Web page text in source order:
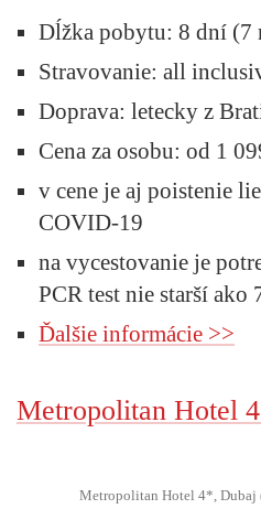
Dĺžka pobytu: 8 dní (7
Stravovanie: all
Doprava: letecky z
Cena za osobu: od 1
v cene je aj poistenie
COVID-19
na vycestovanie je
PCR test nie starší ako
Ďalšie informácie >>
Metropolitan Hotel
Metropolitan Hotel 4*, Dubaj